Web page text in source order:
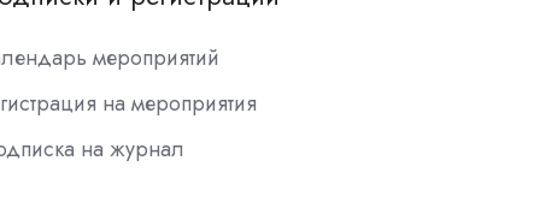
мероприятий
на мероприятия
на журнал